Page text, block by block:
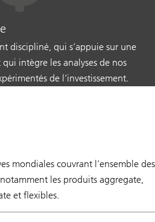
discipliné, qui s’appuie sur une
intègre les analyses de nos
de l’investissement.
mondiales couvrant l’ensemble des
les produits aggregate,
et flexibles.